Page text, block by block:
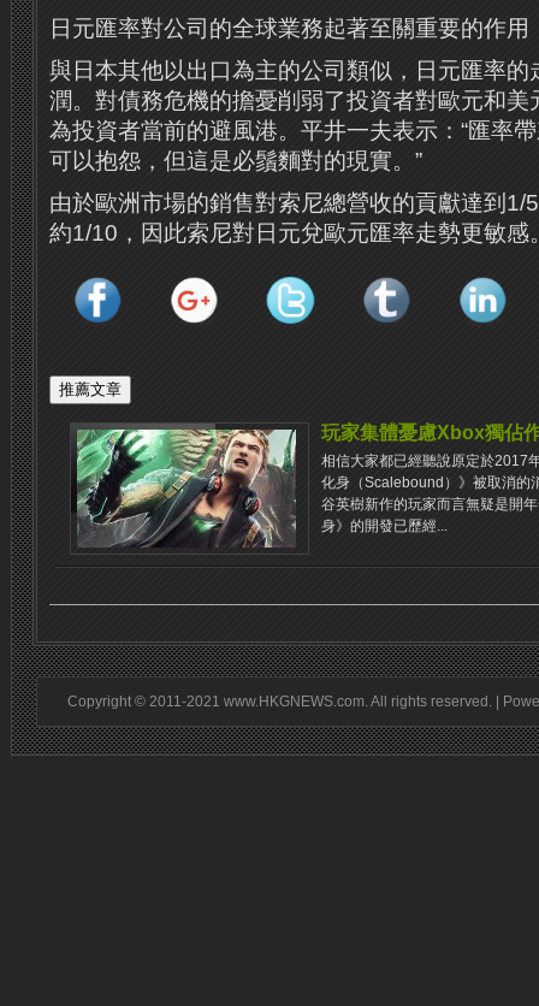
日元匯率對公司的全球業務起著至關重要的作用
與日本其他以出口為主的公司類似，日元匯率的
潤。對債務危機的擔憂削弱了投資者對歐元和美
為投資者當前的避風港。平井一夫表示：“匯率
可以抱怨，但這是必鬚麵對的現實。”
由於歐洲市場的銷售對索尼總營收的貢獻達到1/
約1/10，因此索尼對日元兌歐元匯率走勢更敏感
玩家集體憂慮Xbox獨佔
相信大家都已經聽說原定於2017
化身（Scalebound）》被取消的
谷英樹新作的玩家而言無疑是開
身》的開發已歷經...
Copyright © 2011-2021 www.HKGNEWS.com. All rights reserved. |